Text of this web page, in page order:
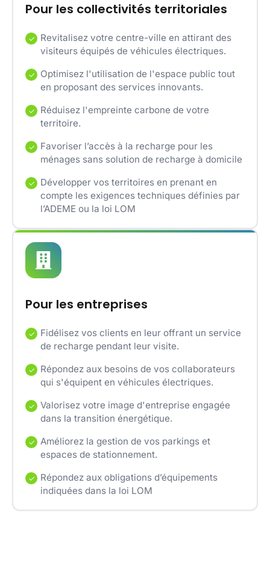
Pour les collectivités territoriales
Revitalisez votre centre-ville en attirant des
visiteurs équipés de véhicules électriques.
Optimisez l'utilisation de l'espace public tout
en proposant des services innovants.
Réduisez l'empreinte carbone de votre
territoire.
Favoriser l’accès à la recharge pour les
ménages sans solution de recharge à domicile
Développer vos territoires en prenant en
compte les exigences techniques définies par
l’ADEME ou la loi LOM
Pour les entreprises
Fidélisez vos clients en leur offrant un service
de recharge pendant leur visite.
Répondez aux besoins de vos collaborateurs
qui s'équipent en véhicules électriques.
Valorisez votre image d'entreprise engagée
dans la transition énergétique.
Améliorez la gestion de vos parkings et
espaces de stationnement.
Répondez aux obligations d’équipements
indiquées dans la loi LOM